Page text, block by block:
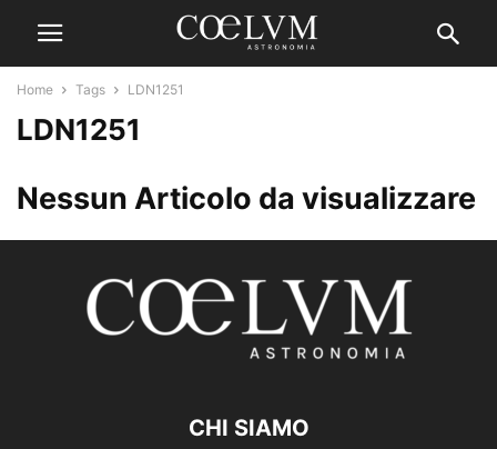
Home Tags LDN1251
LDN1251
Nessun Articolo da visualizzare
CHI SIAMO